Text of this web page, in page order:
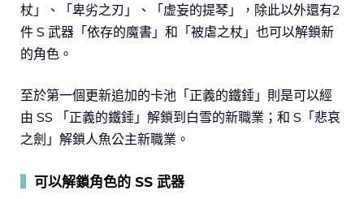
杖」、「卑劣之刃」、「虚妄的提琴」，除此以外還有2
件 S 武器「依存的魔書」和「被虐之杖」也可以解鎖新
的角色。
至於第一個更新追加的卡池「正義的鐵錘」則是可以經
由 SS 「正義的鐵錘」解鎖到白雪的新職業；和 S「悲哀
之劍」解鎖人魚公主新職業。
可以解鎖角色的 SS 武器